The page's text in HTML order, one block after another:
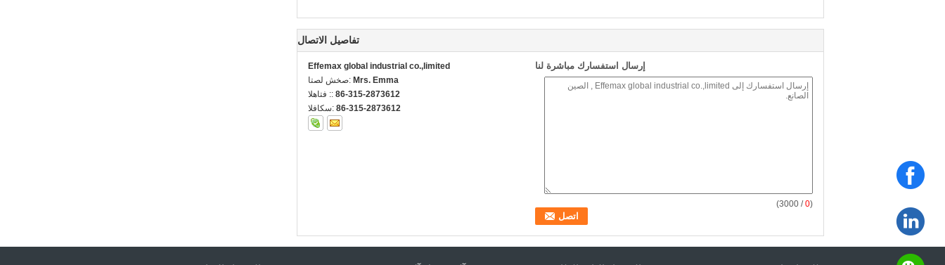
تفاصيل الاتصال
Effemax global industrial co.,limited
اتصل شخص: Mrs. Emma
الهاتف :: 86-315-2873612
الفاكس: 86-315-2873612
إرسال استفسارك مباشرة لنا
(
0
/ 3000)